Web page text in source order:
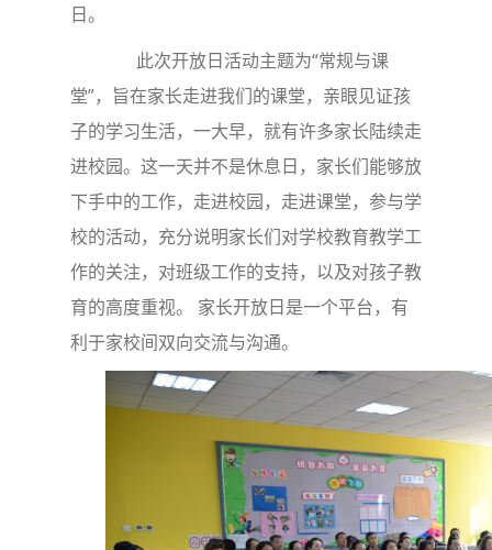
日。
此次开放日活动主题为“常规与课
堂”，旨在家长走进我们的课堂，亲眼见证孩
子的学习生活，一大早，就有许多家长陆续走
进校园。这一天并不是休息日，家长们能够放
下手中的工作，走进校园，走进课堂，参与学
校的活动，充分说明家长们对学校教育教学工
作的关注，对班级工作的支持，以及对孩子教
育的高度重视。 家长开放日是一个平台，有
利于家校间双向交流与沟通。